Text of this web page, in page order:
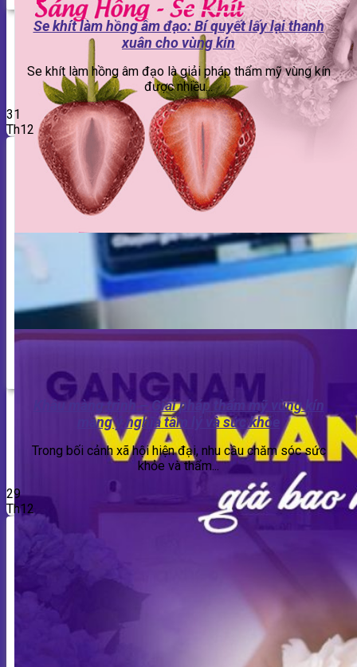
Se khít làm hồng âm đạo: Bí quyết lấy lại thanh
xuân cho vùng kín
Se khít làm hồng âm đạo là giải pháp thẩm mỹ vùng kín
được nhiều...
31
Th12
Khâu màng trinh – Giải pháp thẩm mỹ vùng kín
mang ý nghĩa tâm lý và sức khỏe
Trong bối cảnh xã hội hiện đại, nhu cầu chăm sóc sức
khỏe và thẩm...
29
Th12